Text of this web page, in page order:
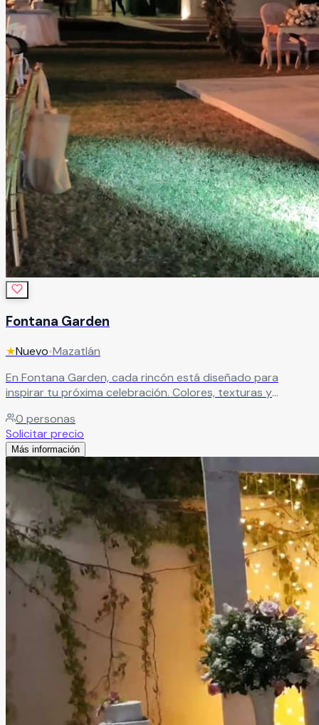
Fontana Garden
★Nuevo•Mazatlán
En Fontana Garden, cada rincón está diseñado para
inspirar tu próxima celebración. Colores, texturas y
ambiente único, lleno de estilo y encanto para momentos
inolvidables.Leer más
0 personas
Solicitar precio
Más información